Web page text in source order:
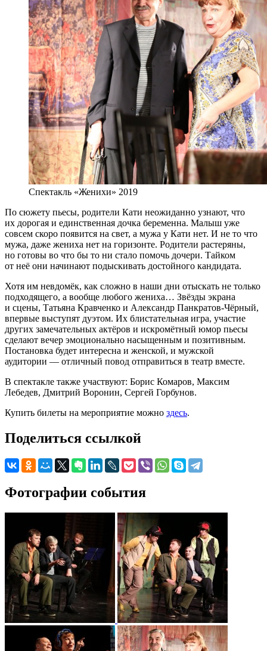
Спектакль «Женихи» 2019
По сюжету пьесы, родители Кати неожиданно узнают, что
их дорогая и единственная дочка беременна. Малыш уже
совсем скоро появится на свет, а мужа у Кати нет. И не то что
мужа, даже жениха нет на горизонте. Родители растеряны,
но готовы во что бы то ни стало помочь дочери. Тайком
от неё они начинают подыскивать достойного кандидата.
Хотя им невдомёк, как сложно в наши дни отыскать не только
подходящего, а вообще любого жениха… Звёзды экрана
и сцены, Татьяна Кравченко и Александр Панкратов-Чёрный,
впервые выступят дуэтом. Их блистательная игра, участие
других замечательных актёров и искромётный юмор пьесы
сделают вечер эмоционально насыщенным и позитивным.
Постановка будет интересна и женской, и мужской
аудитории — отличный повод отправиться в театр вместе.
В спектакле также участвуют: Борис Комаров, Максим
Лебедев, Дмитрий Воронин, Сергей Горбунов.
Купить билеты на мероприятие можно здесь.
Поделиться ссылкой
Фотографии события